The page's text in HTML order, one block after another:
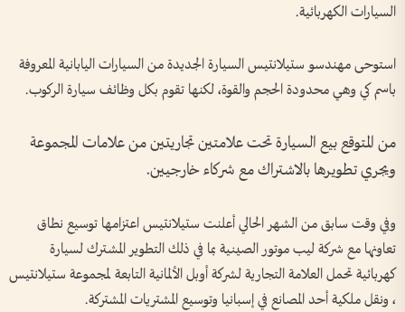
السيارات الكهربائية.
استوحى مهندسو ستيلانتيس السيارة الجديدة من السيارات اليابانية المعروفة
باسم كي وهي محدودة الحجم والقوة، لكنها تقوم بكل وظائف سيارة الركوب.
من المتوقع بيع السيارة تحت علامتين تجاريتين من علامات المجموعة
ويجري تطويرها بالاشتراك مع شركاء خارجيين.
وفي وقت سابق من الشهر الحالي أعلنت ستيلانتيس اعتزامها توسيع نطاق
تعاونها مع شركة ليب موتور الصينية بما في ذلك التطوير المشترك لسيارة
كهربائية تحمل العلامة التجارية لشركة أوبل الألمانية التابعة لمجموعة ستيلانتيس
، ونقل ملكية أحد المصانع في إسبانيا وتوسيع المشتريات المشتركة.